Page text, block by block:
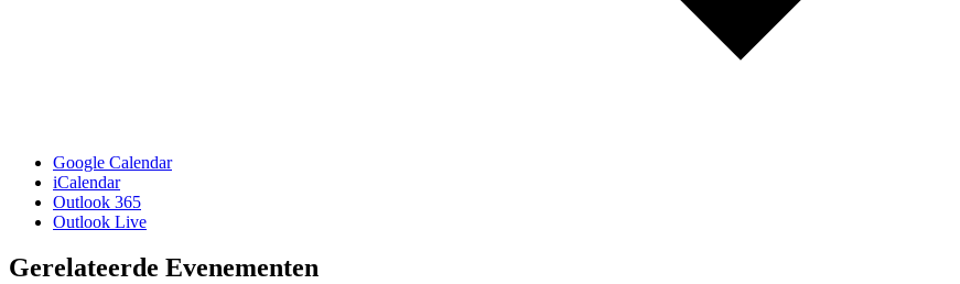
Google Calendar
iCalendar
Outlook 365
Outlook Live
Gerelateerde Evenementen